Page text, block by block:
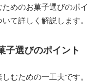
めのお菓子選びのポイ
て詳しく解説します。
子選びのポイント
むための一工夫です。